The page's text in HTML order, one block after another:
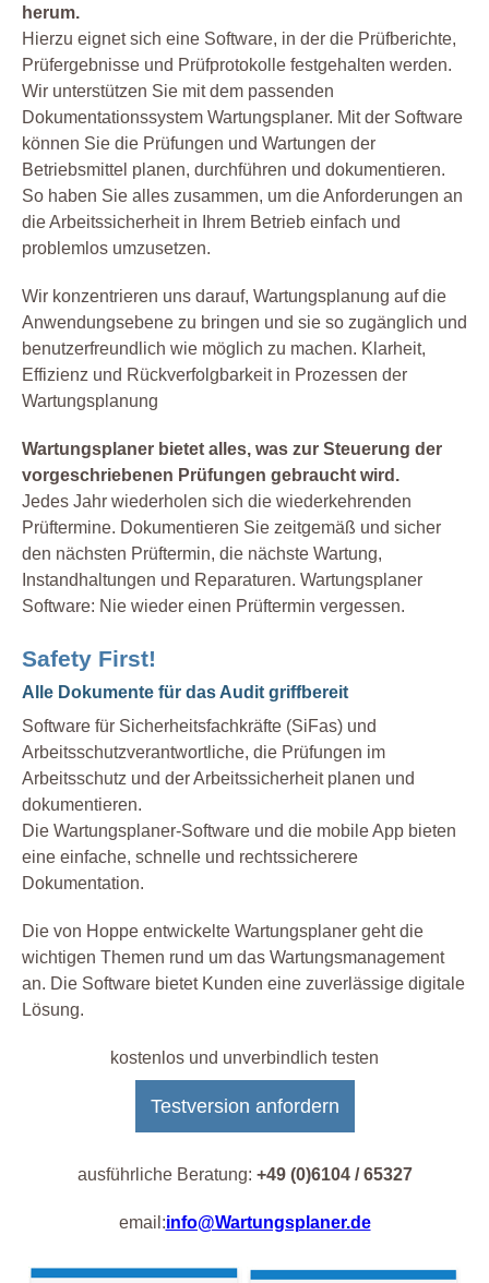
herum.
Hierzu eignet sich eine Software, in der die Prüfberichte,
Prüfergebnisse und Prüfprotokolle festgehalten werden.
Wir unterstützen Sie mit dem passenden
Dokumentationssystem Wartungsplaner. Mit der Software
können Sie die Prüfungen und Wartungen der
Betriebsmittel planen, durchführen und dokumentieren.
So haben Sie alles zusammen, um die Anforderungen an
die Arbeitssicherheit in Ihrem Betrieb einfach und
problemlos umzusetzen.
Wir konzentrieren uns darauf, Wartungsplanung auf die
Anwendungsebene zu bringen und sie so zugänglich und
benutzerfreundlich wie möglich zu machen. Klarheit,
Effizienz und Rückverfolgbarkeit in Prozessen der
Wartungsplanung
Wartungsplaner bietet alles, was zur Steuerung der
vorgeschriebenen Prüfungen gebraucht wird.
Jedes Jahr wiederholen sich die wiederkehrenden
Prüftermine. Dokumentieren Sie zeitgemäß und sicher
den nächsten Prüftermin, die nächste Wartung,
Instandhaltungen und Reparaturen. Wartungsplaner
Software: Nie wieder einen Prüftermin vergessen.
Safety First!
Alle Dokumente für das Audit griffbereit
Software für Sicherheitsfachkräfte (SiFas) und
Arbeitsschutzverantwortliche, die Prüfungen im
Arbeitsschutz und der Arbeitssicherheit planen und
dokumentieren.
Die Wartungsplaner-Software und die mobile App bieten
eine einfache, schnelle und rechtssicherere
Dokumentation.
Die von Hoppe entwickelte Wartungsplaner geht die
wichtigen Themen rund um das Wartungsmanagement
an. Die Software bietet Kunden eine zuverlässige digitale
Lösung.
kostenlos und unverbindlich testen
Testversion anfordern
ausführliche Beratung: +49 (0)6104 / 65327
email:info@Wartungsplaner.de